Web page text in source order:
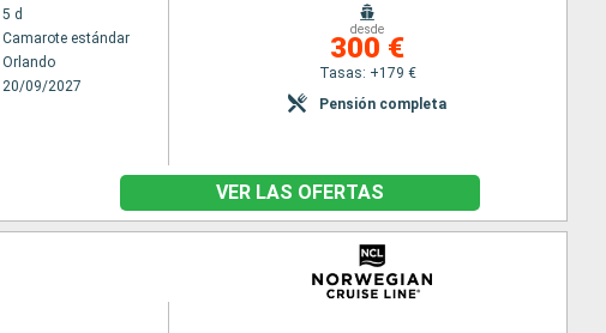
5 d
Camarote estándar
Orlando
20/09/2027
desde
300 €
Tasas: +179 €
Pensión completa
VER LAS OFERTAS